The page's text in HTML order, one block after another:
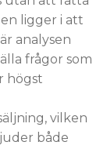
ligger i att
analysen
frågor som
högst
vilken
både